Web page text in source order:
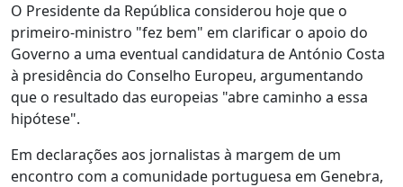
O Presidente da República considerou hoje que o
primeiro-ministro "fez bem" em clarificar o apoio do
Governo a uma eventual candidatura de António Costa
à presidência do Conselho Europeu, argumentando
que o resultado das europeias "abre caminho a essa
hipótese".
Em declarações aos jornalistas à margem de um
encontro com a comunidade portuguesa em Genebra,